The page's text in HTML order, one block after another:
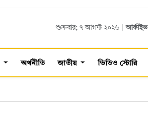
শুক্রবার; ৭ আগস্ট ২০২৬ |আর্কাইভ
অর্থনীতি জাতীয় ভিডিও স্টোরি